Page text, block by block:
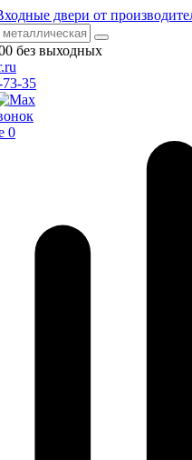
двери от
без выходных
35
0